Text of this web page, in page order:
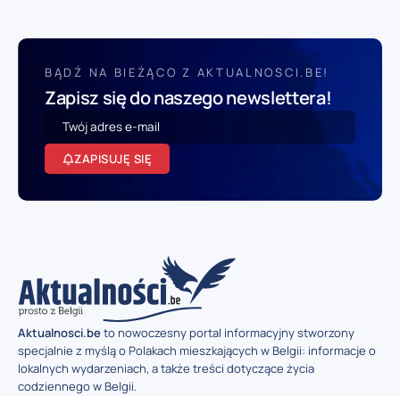
BĄDŹ NA BIEŻĄCO Z AKTUALNOSCI.BE!
Zapisz się do naszego newslettera!
ZAPISUJĘ SIĘ
Aktualnosci.beto nowoczesny portal informacyjny stworzony
specjalnie z myślą o Polakach mieszkających w Belgii: informacje o
lokalnych wydarzeniach, a także treści dotyczące życia
codziennego w Belgii.